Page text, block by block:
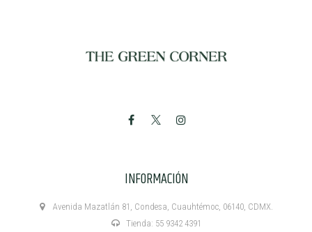
INFORMACIÓN
Avenida Mazatlán 81, Condesa, Cuauhtémoc, 06140, CDMX.
Tienda: 55 9342 4391